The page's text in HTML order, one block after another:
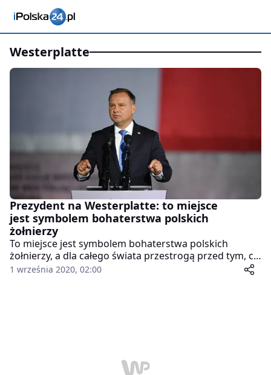
westerplatte
Prezydent na Westerplatte: to miejsce
jest symbolem bohaterstwa polskich
żołnierzy
To miejsce jest symbolem bohaterstwa polskich
żołnierzy, a dla całego świata przestrogą przed tym, co
oznacza brutalna polityka prowadząca do wojny;
1 września 2020, 02:00